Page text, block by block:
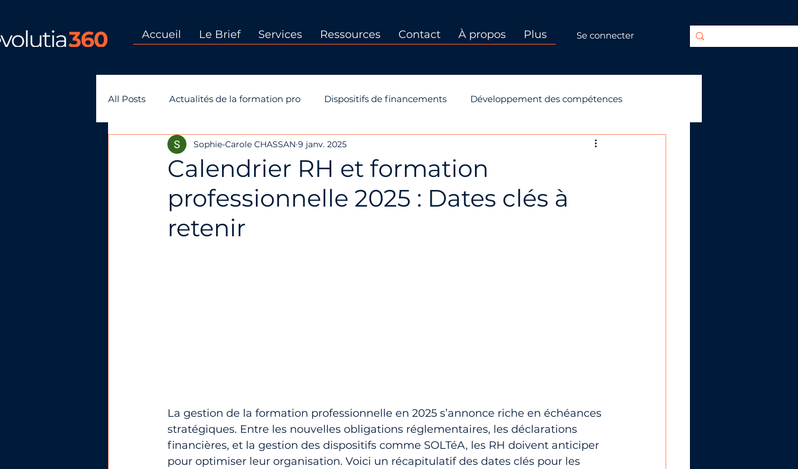
Accueil Le Brief Services Ressources Contact À propos Plus Se connecter
All Posts Actualités de la formation pro Dispositifs de financements Développement des compétences
GEPP-gestion des emplois et PP Dispositifs de formation
Calendrier RH et formation
professionnelle 2025 : Dates clés à
retenir
Sophie-Carole CHASSAN 9 janv. 2025
La gestion de la formation professionnelle en 2025 s’annonce riche en échéances
stratégiques. Entre les nouvelles obligations réglementaires, les déclarations
financières, et la gestion des dispositifs comme SOLTéA, les RH doivent anticiper
pour optimiser leur organisation. Voici un récapitulatif des dates clés pour les